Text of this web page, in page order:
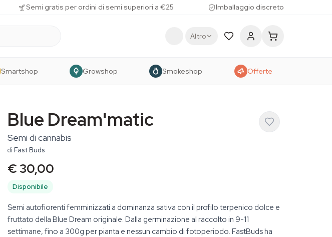
Semi gratis per ordini di semi superiori a €25 Imballaggio discreto
Altro
Smartshop Growshop Smokeshop Offerte
Blue Dream'matic
Semi di cannabis
di Fast Buds
€ 30,00
Disponibile
Semi autofiorenti femminizzati a dominanza sativa con il profilo terpenico dolce e
fruttato della Blue Dream originale. Dalla germinazione al raccolto in 9-11
settimane, fino a 300g per pianta e nessun cambio di fotoperiodo. FastBuds ha